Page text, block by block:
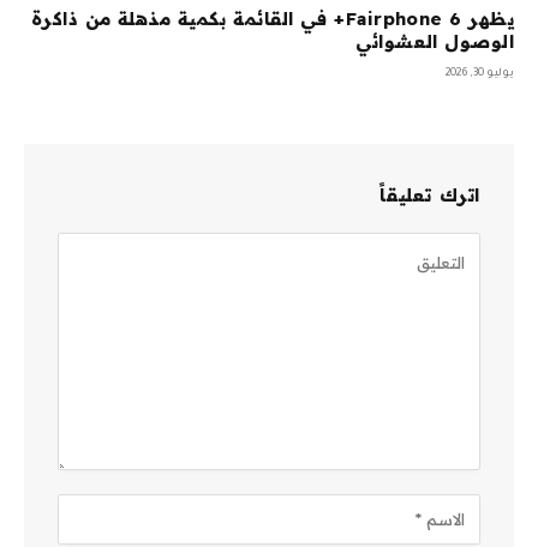
يظهر Fairphone 6+ في القائمة بكمية مذهلة من ذاكرة
الوصول العشوائي
يوليو 30, 2026
اترك تعليقاً